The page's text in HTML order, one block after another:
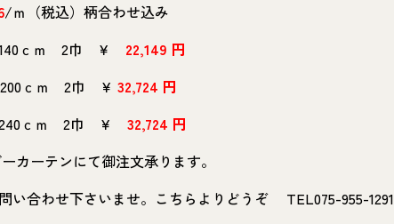
/ｍ（税込）柄合わせ込み
ｃｍ 2巾 ￥ 22,149 円
ｃｍ 2巾 ￥ 32,724 円
ｃｍ 2巾 ￥ 32,724 円
カーテンにて御注文承ります。
い合わせ下さいませ。こちらよりどうぞ TEL075-955-1291